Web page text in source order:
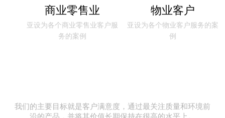
商业零售业
亚设为各个商业零售业客户服
务的案例
物业客户
亚设为各个物业客户服务的案
例
我们的主要目标就是客户满意度，通过最关注质量和环境前
沿的产品，并将其价值长期保持在很高的水平上。